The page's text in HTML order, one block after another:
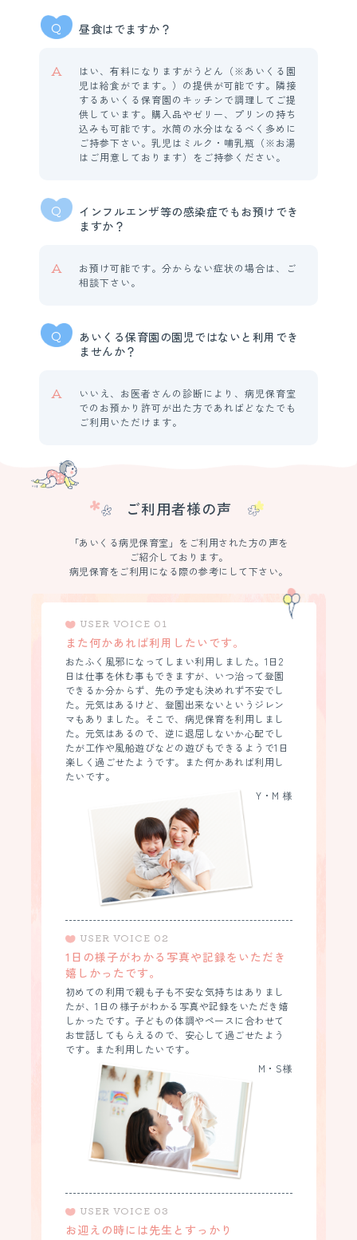
Q 昼食はでますか？
A
はい、有料になりますがうどん（※あいくる園
児は給食がでます。）の提供が可能です。隣接
するあいくる保育園のキッチンで調理してご提
供しています。購入品やゼリー、プリンの持ち
込みも可能です。水筒の水分はなるべく多めに
ご持参下さい。乳児はミルク・哺乳瓶（※お湯
はご用意しております）をご持参ください。
Q
インフルエンザ等の感染症でもお預けでき
ますか？
A
お預け可能です。分からない症状の場合は、ご
相談下さい。
Q
あいくる保育園の園児ではないと利用でき
ませんか？
A
いいえ、お医者さんの診断により、病児保育室
でのお預かり許可が出た方であればどなたでも
ご利用いただけます。
ご利用者様の声
「あいくる病児保育室」をご利用された方の声を
ご紹介しております。
病児保育をご利用になる際の参考にして下さい。
USER VOICE 01
また何かあれば利用したいです。
おたふく風邪になってしまい利用しました。1日2
日は仕事を休む事もできますが、いつ治って登園
できるか分からず、先の予定も決めれず不安でし
た。元気はあるけど、登園出来ないというジレン
マもありました。そこで、病児保育を利用しまし
た。元気はあるので、逆に退屈しないか心配でし
たが工作や風船遊びなどの遊びもできるようで1日
楽しく過ごせたようです。また何かあれば利用し
たいです。
Y・M 様
USER VOICE 02
1日の様子がわかる写真や記録をいただき
嬉しかったです。
初めての利用で親も子も不安な気持ちはありまし
たが、1日の様子がわかる写真や記録をいただき嬉
しかったです。子どもの体調やペースに合わせて
お世話してもらえるので、安心して過ごせたよう
です。また利用したいです。
M・S様
USER VOICE 03
お迎えの時には先生とすっかり